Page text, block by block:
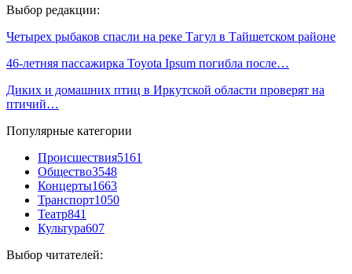
Выбор редакции:
Четырех рыбаков спасли на реке Тагул в Тайшетском районе
46-летняя пассажирка Toyota Ipsum погибла после…
Диких и домашних птиц в Иркутской области проверят на
птичий…
Популярные категории
Происшествия5161
Общество3548
Концерты1663
Транспорт1050
Театр841
Культура607
Выбор читателей: